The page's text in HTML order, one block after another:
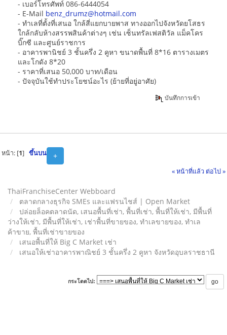
- เบอร์โทรศัพท์ 086-6444054
- E-Mail benz_drumz@hotmail.com
- ทำเลที่ตั้งที่เสนอ ใกล้สี่แยกบายพาส ทางออกไปจังหวัดยโสธร
ใกล้กลับห้างสรรพสินค้าต่างๆ เช่น เซ็นทรัลเฟสติวัล แม็คโคร
บิ๊กซี และศูนย์ราชการ
- อาคารพานิชย์ 3 ชั้นครึ่ง 2 คูหา ขนาดพื้นที่ 8*16 ตารางเมตร
และโกดัง 8*20
- ราคาที่เสนอ 50,000 บาท/เดือน
- ปัจจุบันใช้ทำประโยชน์อะไร (ย้ายที่อยู่อาศัย)
บันทึกการเข้า
+
หน้า: [1] ขึ้นบน
« หน้าที่แล้ว ต่อไป »
ThaiFranchiseCenter Webboard
ตลาดกลางธุรกิจ SMEs และแฟรนไชส์ | Open Market
ปล่อยล็อคตลาดนัด, เสนอพื้นที่เช่า, พื้นที่เช่า, พื้นที่ให้เช่า, มีพื้นที่
ว่างให้เช่า, มีพื้นที่ให้เช่า, เช่าพื้นที่ขายของ, ทําเลขายของ, ทำเล
ค้าขาย, พื้นที่เช่าขายของ
เสนอพื้นที่ให้ Big C Market เช่า
เสนอให้เช่าอาคารพาณิชย์ 3 ชั้นครึ่ง 2 คูหา จังหวัดอุบลราชธานี
กระโดดไป: